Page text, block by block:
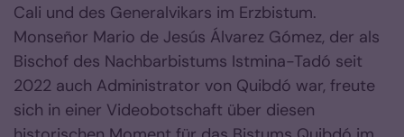
Cali und des Generalvikars im Erzbistum.
Monseñor Mario de Jesús Álvarez Gómez, der als
Bischof des Nachbarbistums Istmina-Tadó seit
2022 auch Administrator von Quibdó war, freute
sich in einer Videobotschaft über diesen